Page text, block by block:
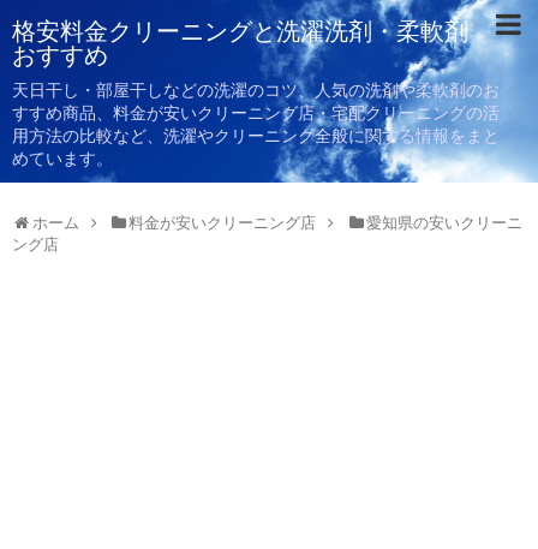
格安料金クリーニングと洗濯洗剤・柔軟剤
おすすめ
天日干し・部屋干しなどの洗濯のコツ、人気の洗剤や柔軟剤のお
すすめ商品、料金が安いクリーニング店・宅配クリーニングの活
用方法の比較など、洗濯やクリーニング全般に関する情報をまと
めています。
ホーム 料金が安いクリーニング店
愛知県の安いクリーニ
ング店